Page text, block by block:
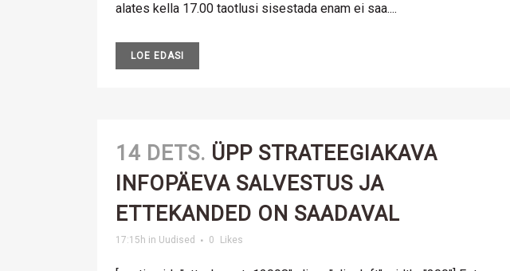
alates kella 17.00 taotlusi sisestada enam ei saa....
LOE EDASI
14 DETS. ÜPP STRATEEGIAKAVA
INFOPÄEVA SALVESTUS JA
ETTEKANDED ON SAADAVAL
17:15h in Uudised 0 Likes